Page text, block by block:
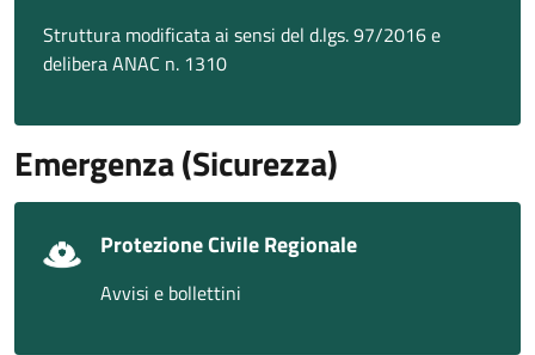
Struttura modificata ai sensi del d.lgs. 97/2016 e
delibera ANAC n. 1310
Emergenza (Sicurezza)
Protezione Civile Regionale
Avvisi e bollettini